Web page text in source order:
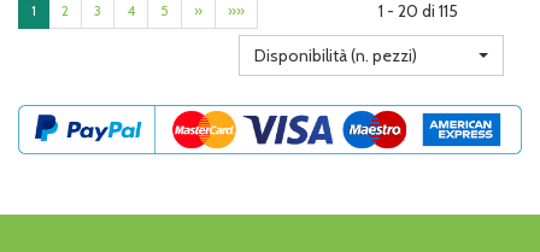
1 2 3 4 5 » »» 1 - 20 di 115
Disponibilità (n. pezzi)